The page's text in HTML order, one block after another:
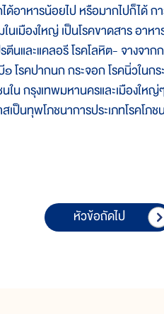
อาหารน้อยไป หรือมากไปก็ได้ ก
นเมืองใหญ่ เป็นโรคขาดสาร อา
นและแคลอรี โรคโลหิต- จางจาก
รคปากนก กระจอก โรคนิ่วในกร
น กรุงเทพมหานครและเมืองให
ป็นทุพโภชนาการประเภทโรคโภช
หัวข้อถัดไป